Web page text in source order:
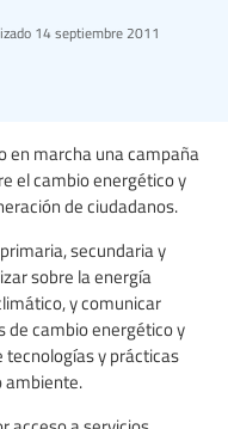
14 septiembre 2011
en marcha una campaña
el cambio energético y
de ciudadanos.
secundaria y
sobre la energía
y comunicar
de cambio energético y
tecnologías y prácticas
ambiente.